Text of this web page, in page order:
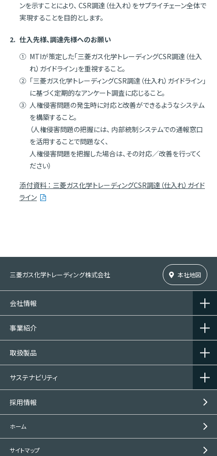
ンを示すことにより、 CSR調達（仕入れ）をサプライチェーン全体で
実現することを目的とします。
2. 仕入先様、調達先様へのお願い
① MTIが策定した「三菱ガス化学トレーディングCSR調達（仕入
れ）ガイドライン」を重視すること。
② 「三菱ガス化学トレーディングCSR調達（仕入れ）ガイドライン」
に基づく定期的なアンケート調査に応じること。
③ 人権侵害問題の発生時に対応と改善ができるようなシステム
を構築すること。
（人権侵害問題の把握には、 内部統制システムでの通報窓口
を活用することで問題なく、
人権侵害問題を把握した場合は、その対応／改善を行ってく
ださい）
添付資料 ： 三菱ガス化学トレーディングCSR調達（仕入れ）ガイド
ライン
三菱ガス化学トレーディング株式会社 本社地図
会社情報
事業紹介
取扱製品
サステナビリティ
採用情報
ホーム
サイトマップ